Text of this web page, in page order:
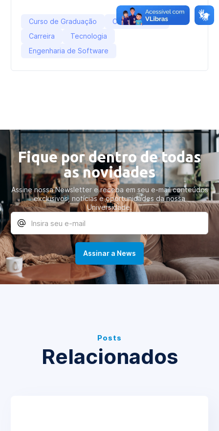
Curso de Graduação
Curso Superior
Carreira
Tecnologia
Engenharia de Software
Fique por dentro de todas
as novidades
Assine nossa Newsletter e receba em seu e-mail conteúdos
exclusivos, notícias e oportunidades da nossa
Universidade.
Posts
Relacionados